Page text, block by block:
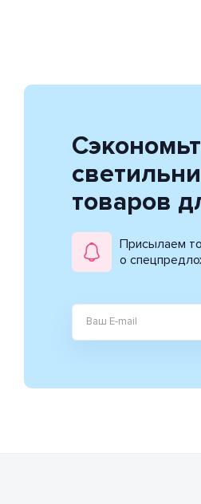
товаров
Присылаем
о